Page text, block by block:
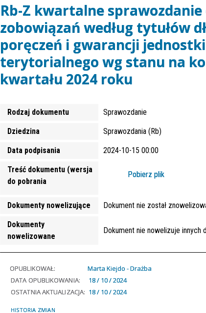
Rb-Z kwartalne
zobowiązań według tytułów
poręczeń i gwarancji
terytorialnego wg stanu na
kwartału 2024 roku
Rodzaj dokumentu Sprawozdanie
Dziedzina Sprawozdania (Rb)
Data podpisania 2024-10-15 00:00
Treść dokumentu (wersja
do pobrania
Pobierz plik
Dokumenty nowelizujące Dokument nie został
Dokumenty
nowelizowane
Dokument nie nowelizuje innych
OPUBLIKOWAŁ:
Marta Kiejdo - Drażba
DATA OPUBLIKOWANIA:
18 / 10 / 2024
OSTATNIA AKTUALIZACJA: 18 / 10 / 2024
HISTORIA ZMIAN